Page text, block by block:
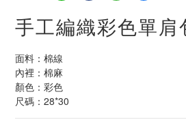
手工編織彩色單
面料：棉線
內裡：棉麻
顏色：彩色
尺碼：28*30